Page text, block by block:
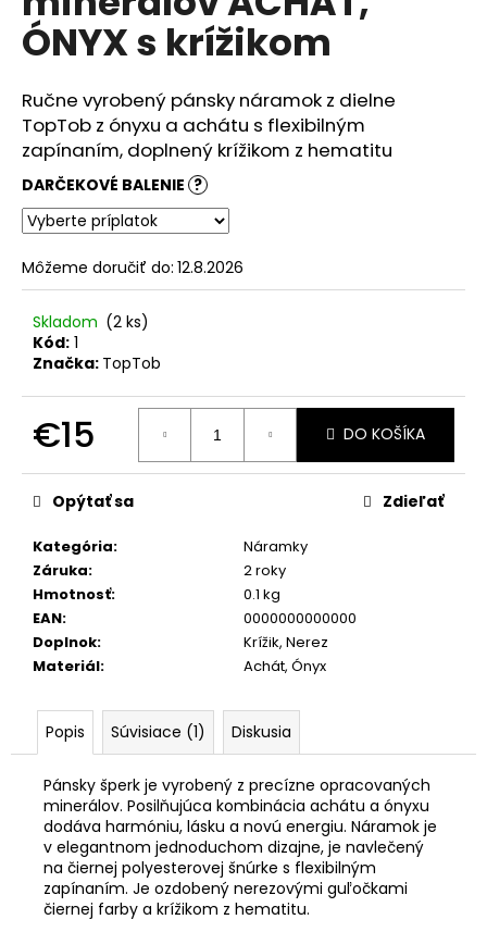
5
hviezdičiek.
ÓNYX s krížikom
Ručne vyrobený pánsky náramok z dielne
TopTob z ónyxu a achátu s flexibilným
zapínaním, doplnený krížikom z hematitu
DARČEKOVÉ BALENIE ?
Môžeme doručiť do: 12.8.2026
Skladom (2 ks)
Kód: 1
Značka: TopTob
€15
cena:
DO KOŠÍKA
Kategória:
Náramky
Záruka:
2 roky
Hmotnosť:
0.1 kg
EAN:
0000000000000
Doplnok:
Krížik, Nerez
Materiál: Achát, Ónyx
Opýtať sa Zdieľať
Popis Súvisiace (1) Diskusia
Pánsky šperk je vyrobený z precízne opracovaných
minerálov. Posilňujúca kombinácia achátu a ónyxu
dodáva harmóniu, lásku a novú energiu. Náramok je
v elegantnom jednoduchom dizajne, je navlečený
na čiernej polyesterovej šnúrke s flexibilným
zapínaním. Je ozdobený nerezovými guľočkami
čiernej farby a krížikom z hematitu.
a
m
DÁMSKY
NÁRAMOK
Z
RUŽENÍNU
A
KRIŠTÁĽU
MOSADZNOU
KORUNKOU
ZIRKONMI
ZLATOM